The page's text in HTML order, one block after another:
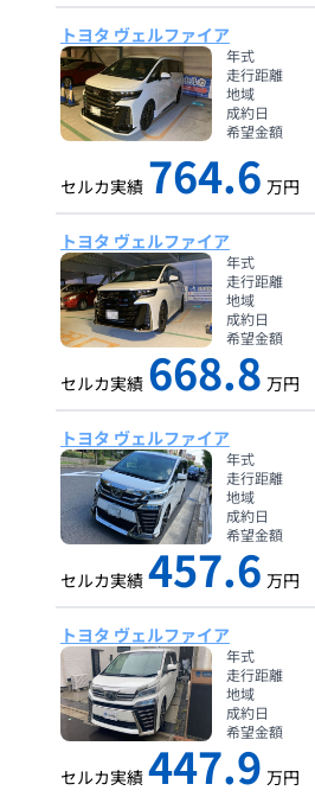
トヨタ ヴェルファイア
年式
走行距離
地域
成約日
希望金額
セルカ実績 764.6 万円
トヨタ ヴェルファイア
年式
走行距離
地域
成約日
希望金額
セルカ実績 668.8 万円
トヨタ ヴェルファイア
年式
走行距離
地域
成約日
希望金額
セルカ実績 457.6 万円
トヨタ ヴェルファイア
年式
走行距離
地域
成約日
希望金額
セルカ実績 447.9 万円